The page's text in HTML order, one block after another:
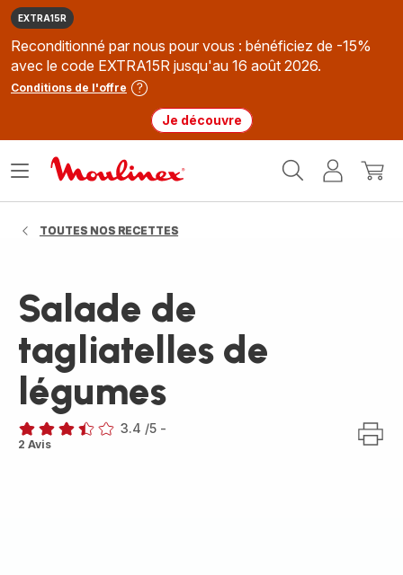
EXTRA15R
Reconditionné par nous pour vous : bénéficiez de -15%
avec le code EXTRA15R jusqu'au 16 août 2026.
Conditions de l'offre
Je découvre
MonMon
Ouvrir
TOUTES NOS RECETTES
Salade de
tagliatelles de
légumes
ratings.3.4
3.4 /5 -
2 Avis